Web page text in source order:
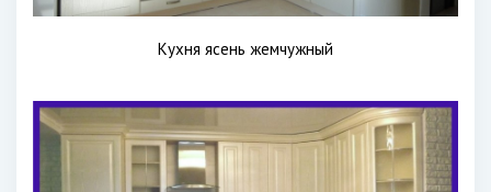
Кухня ясень жемчужный